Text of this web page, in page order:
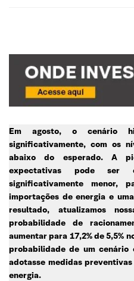
Em agosto, o cenário
significativamente, com os
abaixo do esperado. A
expectativas pode ser
significativamente menor,
importações de energia e
resultado, atualizamos
probabilidade de
aumentar para 17,2% de 5,5%
probabilidade de um
adotasse medidas
energia.